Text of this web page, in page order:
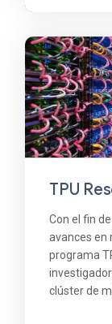
TPU
Con el fin
avances en
programa
clúster de